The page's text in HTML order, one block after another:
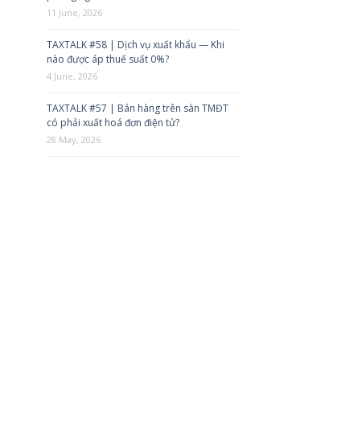
11 June, 2026
TAXTALK #58 | Dịch vụ xuất khẩu — Khi
nào được áp thuế suất 0%?
4 June, 2026
TAXTALK #57 | Bán hàng trên sàn TMĐT
có phải xuất hoá đơn điện tử?
28 May, 2026